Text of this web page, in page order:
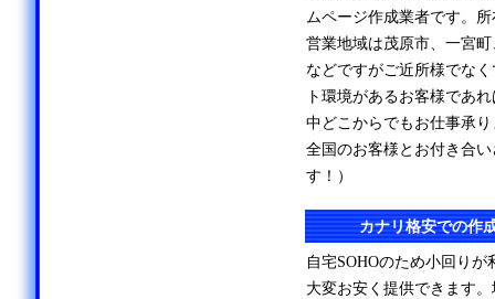
ムページ作成業者です。
営業地域は茂原市、一宮
などですがご近所様でな
ト環境があるお客様であ
中どこからでもお仕事承
全国のお客様とお付き合
す！）
カナリ格安での作
自宅SOHOのため小回り
大変お安く提供できます